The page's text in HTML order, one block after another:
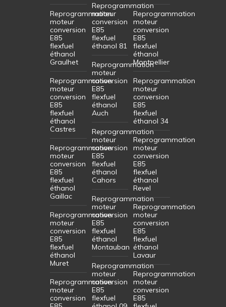
Reprogrammation
moteur
conversion
E85
flexfuel
éthanol
Graulhet
Reprogrammation
moteur
conversion
E85
flexfuel
éthanol
Castres
Reprogrammation
moteur
conversion
E85
flexfuel
éthanol
Gaillac
Reprogrammation
moteur
conversion
E85
flexfuel
éthanol
Muret
Reprogrammation
moteur
conversion
Reprogrammation
moteur
conversion
E85
flexfuel
éthanol 81
Reprogrammation
moteur
conversion
E85
flexfuel
éthanol
Auch
Reprogrammation
moteur
conversion
E85
flexfuel
éthanol
Cahors
Reprogrammation
moteur
conversion
E85
flexfuel
éthanol
Montauban
Reprogrammation
moteur
conversion
E85
flexfuel
Reprogrammation
moteur
conversion
E85
flexfuel
éthanol
Montpellier
Reprogrammation
moteur
conversion
E85
flexfuel
éthanol 34
Reprogrammation
moteur
conversion
E85
flexfuel
éthanol
Revel
Reprogrammation
moteur
conversion
E85
flexfuel
éthanol
Lavaur
Reprogrammation
moteur
conversion
E85